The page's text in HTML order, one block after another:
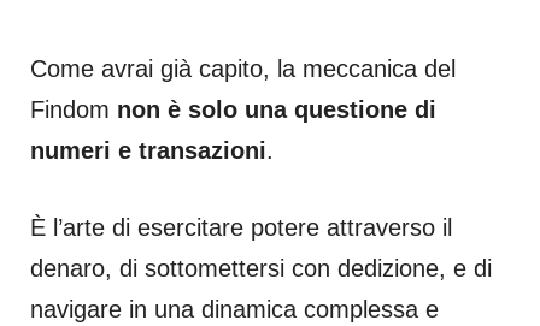
Come avrai già capito, la meccanica del
Findom non è solo una questione di
numeri e transazioni.
È l’arte di esercitare potere attraverso il
denaro, di sottomettersi con dedizione, e di
navigare in una dinamica complessa e